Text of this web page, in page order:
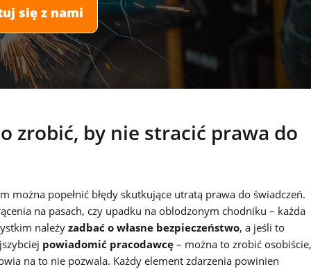
się z nami
zrobić, by nie stracić prawa do
można popełnić błędy skutkujące utratą prawa do świadczeń.
na pasach, czy upadku na oblodzonym chodniku – każda
należy zadbać o własne bezpieczeństwo, a jeśli to
powiadomić pracodawcę – można to zrobić osobiście,
na to nie pozwala. Każdy element zdarzenia powinien